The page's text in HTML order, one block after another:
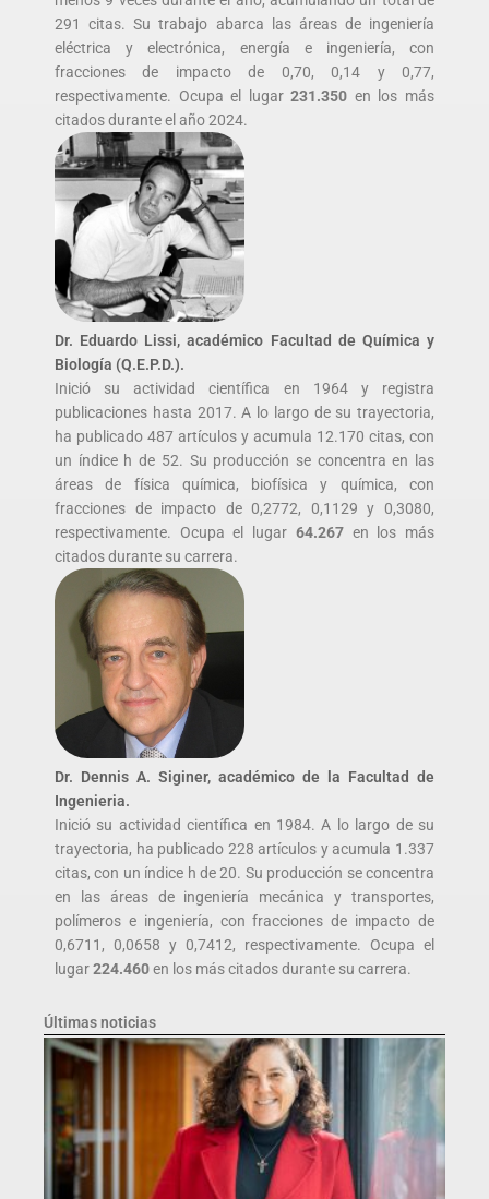
291 citas. Su trabajo abarca las áreas de ingeniería
eléctrica y electrónica, energía e ingeniería, con
fracciones de impacto de 0,70, 0,14 y 0,77,
respectivamente. Ocupa el lugar231.350 en los más
citados durante el año 2024.
Dr. Eduardo Lissi, académico Facultad de Química y
Biología (Q.E.P.D.).
Inició su actividad científica en 1964 y registra
publicaciones hasta 2017. A lo largo de su trayectoria,
ha publicado 487 artículos y acumula 12.170 citas, con
un índice h de 52. Su producción se concentra en las
áreas de física química, biofísica y química, con
fracciones de impacto de 0,2772, 0,1129 y 0,3080,
respectivamente. Ocupa el lugar 64.267en los más
citados durante su carrera.
Dr. Dennis A. Siginer, académico de la Facultad de
Ingenieria.
Inició su actividad científica en 1984. A lo largo de su
trayectoria, ha publicado 228 artículos y acumula 1.337
citas, con un índice h de 20. Su producción se concentra
en las áreas de ingeniería mecánica y transportes,
polímeros e ingeniería, con fracciones de impacto de
0,6711, 0,0658 y 0,7412, respectivamente. Ocupa el
lugar224.460en los más citados durante su carrera.
Últimas noticias